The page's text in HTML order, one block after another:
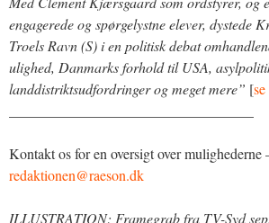
engagerede og spørgelystne elever, dystede
Troels Ravn (S) i en politisk debat
ulighed, Danmarks forhold til USA,
landdistriktsudfordringer og meget mere” [
Kontakt os for en oversigt over
redaktionen@raeson.dk
ILLUSTRATION: Framegrab fra TV-Syd